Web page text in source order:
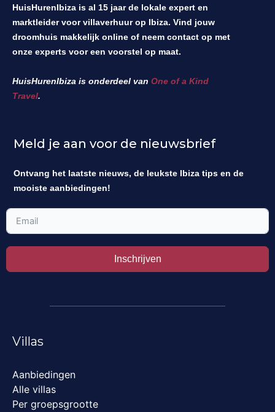
HuisHurenIbiza is al 15 jaar de lokale expert en
marktleider voor villaverhuur op Ibiza. Vind jouw
droomhuis makkelijk online of neem contact op met
onze experts voor een voorstel op maat.
HuisHurenIbiza is onderdeel van One of a Kind
Travel.
Meld je aan voor de nieuwsbrief
Ontvang het laatste nieuws, de leukste Ibiza tips en de
mooiste aanbiedingen!
Inschrijven
Villas
Aanbiedingen
Alle villas
Per groepsgrootte